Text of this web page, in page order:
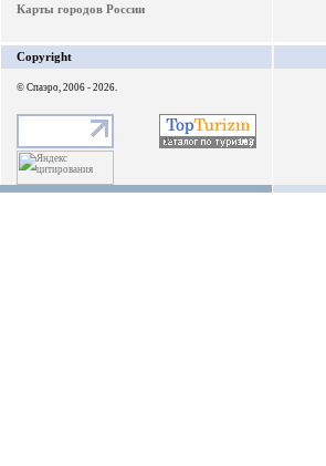
Карты городов России
Copyright
© Спаэро, 2006 - 2026.